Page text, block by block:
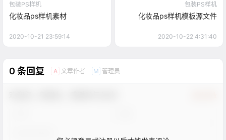
包装PS样机
化妆品ps样机素材
2020-10-21 23:59:14
包装PS样机
化妆品ps样机模板源文件
2020-10-22 4:31:40
0 条回复 A 文章作者 M 管理员